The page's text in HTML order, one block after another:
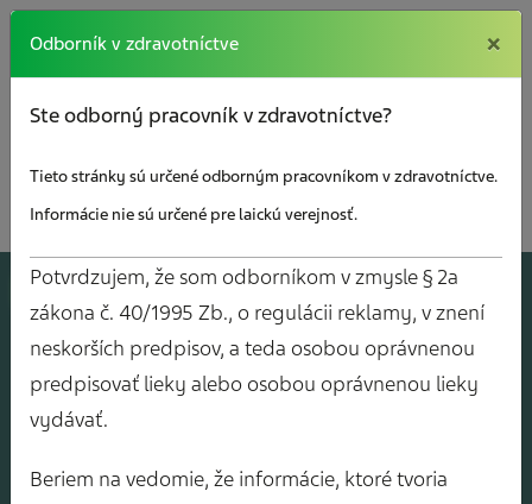
×
AJOV Y
Odborník v zdravotníctve ×
Ste odborný pracovník v zdravotníctve?
Tieto stránky sú určené odborným pracovníkom v zdravotníctve.
Informácie nie sú určené pre laickú verejnosť.
Potvrdzujem, že som odborníkom v zmysle § 2a
zákona č. 40/1995 Zb., o regulácii reklamy, v znení
neskorších predpisov, a teda osobou oprávnenou
predpisovať lieky alebo osobou oprávnenou lieky
vydávať.
Beriem na vedomie, že informácie, ktoré tvoria